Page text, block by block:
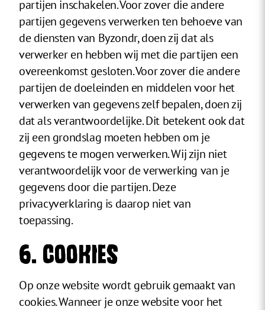
partijen inschakelen. Voor zover die andere
partijen gegevens verwerken ten behoeve van
de diensten van Byzondr, doen zij dat als
verwerker en hebben wij met die partijen een
overeenkomst gesloten. Voor zover die andere
partijen de doeleinden en middelen voor het
verwerken van gegevens zelf bepalen, doen zij
dat als verantwoordelijke. Dit betekent ook dat
zij een grondslag moeten hebben om je
gegevens te mogen verwerken. Wij zijn niet
verantwoordelijk voor de verwerking van je
gegevens door die partijen. Deze
privacyverklaring is daarop niet van
toepassing.
6. COOKIES
Op onze website wordt gebruik gemaakt van
cookies. Wanneer je onze website voor het